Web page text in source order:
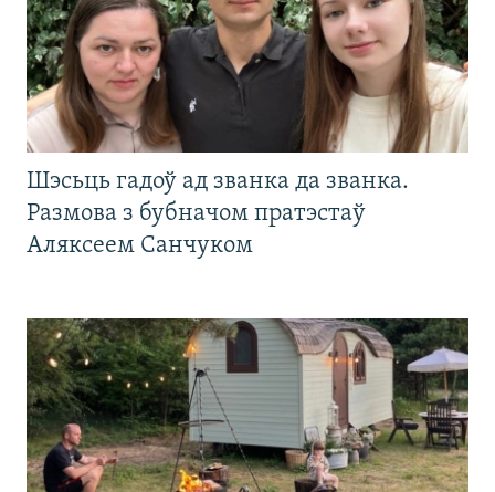
Шэсьць гадоў ад званка да званка.
Размова з бубначом пратэстаў
Аляксеем Санчуком